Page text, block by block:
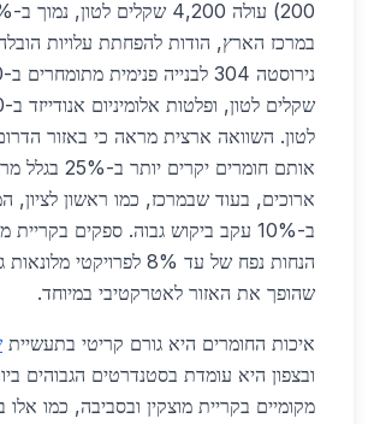
במרכז הארץ, הודות להפחתת עלויות
לטון. השוואה ארצית מראה כי באזור
אותם חומרים יקרים
ארוכים, בעוד שבמרכז, כמו ראשון לציון,
ב-10% עקב ביקוש גבוה. ספקים בקריית
הנחות נפח של עד 8% לפרויקטי
שהופך את האזור לאטרקטיבי במיוחד.
איכות החומרים היא גורם קריטי בתעשיית
ובצפון היא עומדת בסטנדרטים הגבוהים
מקומיים בקריית מוצקין ובסביבה, כמו אלו